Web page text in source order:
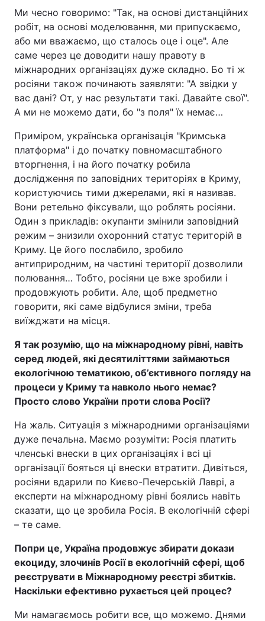
Ми чесно говоримо: "Так, на основі дистанційних
робіт, на основі моделювання, ми припускаємо,
або ми вважаємо, що сталось оце і оце". Але
саме через це доводити нашу правоту в
міжнародних організаціях дуже складно. Бо ті ж
росіяни також починають заявляти: "А звідки у
вас дані? От, у нас результати такі. Давайте свої".
А ми не можемо дати, бо "з поля" їх немає…
Приміром, українська організація "Кримська
платформа" і до початку повномасштабного
вторгнення, і на його початку робила
дослідження по заповідних територіях в Криму,
користуючись тими джерелами, які я називав.
Вони ретельно фіксували, що роблять росіяни.
Один з прикладів: окупанти змінили заповідний
режим – знизили охоронний статус територій в
Криму. Це його послабило, зробило
антиприродним, на частині території дозволили
полювання… Тобто, росіяни це вже зробили і
продовжують робити. Але, щоб предметно
говорити, які саме відбулися зміни, треба
виїжджати на місця.
Я так розумію, що на міжнародному рівні, навіть
серед людей, які десятиліттями займаються
екологічною тематикою, об’єктивного погляду на
процеси у Криму та навколо нього немає?
Просто слово України проти слова Росії?
На жаль. Ситуація з міжнародними організаціями
дуже печальна. Маємо розуміти: Росія платить
членські внески в цих організаціях і всі ці
організації бояться ці внески втратити. Дивіться,
росіяни вдарили по Києво-Печерській Лаврі, а
експерти на міжнародному рівні боялись навіть
сказати, що це зробила Росія. В екологічній сфері
– те саме.
Попри це, Україна продовжує збирати докази
екоциду, злочинів Росії в екологічній сфері, щоб
реєструвати в Міжнародному реєстрі збитків.
Наскільки ефективно рухається цей процес?
Ми намагаємось робити все, що можемо. Днями